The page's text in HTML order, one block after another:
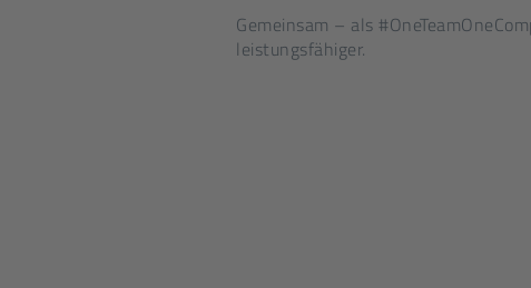
Gemeinsam – als
leistungsfähiger.